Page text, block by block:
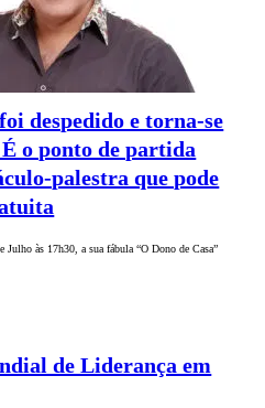
despedido e torna-se
É o ponto de partida
palestra que pode
às 17h30, a sua fábula “O Dono de Casa”
de Liderança em